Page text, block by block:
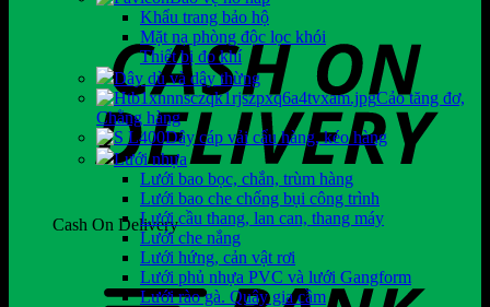
Cash On Delivery
Khẩu trang bảo hộ
Mặt nạ phòng độc lọc khói
Thiết bị đo khí
Dây dù và dây thừng
Cảo tăng đơ,
Chằng hàng
Dây cáp vải cẩu hàng, kéo hàng
Lưới nhựa
Lưới bao bọc, chắn, trùm hàng
Lưới bao che chống bụi công trình
Lưới cầu thang, lan can, thang máy
Lưới che nắng
Lưới hứng, cản vật rơi
Lưới phủ nhựa PVC và lưới Gangform
Lưới rào gà. Quây gia cầm